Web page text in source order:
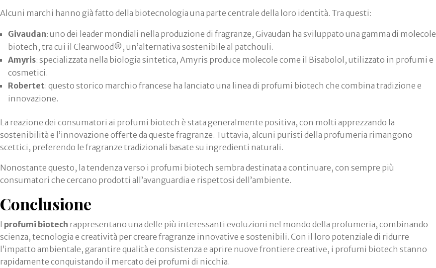
Alcuni marchi hanno già fatto della biotecnologia una parte centrale della loro identità. Tra questi:
Givaudan: uno dei leader mondiali nella produzione di fragranze, Givaudan ha sviluppato una gamma di molecole
biotech, tra cui il Clearwood®, un’alternativa sostenibile al patchouli.
Amyris: specializzata nella biologia sintetica, Amyris produce molecole come il Bisabolol, utilizzato in profumi e
cosmetici.
Robertet: questo storico marchio francese ha lanciato una linea di profumi biotech che combina tradizione e
innovazione.
La reazione dei consumatori ai profumi biotech è stata generalmente positiva, con molti apprezzando la
sostenibilità e l’innovazione offerte da queste fragranze. Tuttavia, alcuni puristi della profumeria rimangono
scettici, preferendo le fragranze tradizionali basate su ingredienti naturali.
Nonostante questo, la tendenza verso i profumi biotech sembra destinata a continuare, con sempre più
consumatori che cercano prodotti all’avanguardia e rispettosi dell’ambiente.
Conclusione
I profumi biotech rappresentano una delle più interessanti evoluzioni nel mondo della profumeria, combinando
scienza, tecnologia e creatività per creare fragranze innovative e sostenibili. Con il loro potenziale di ridurre
l’impatto ambientale, garantire qualità e consistenza e aprire nuove frontiere creative, i profumi biotech stanno
rapidamente conquistando il mercato dei profumi di nicchia.